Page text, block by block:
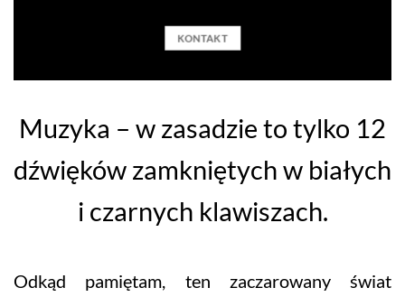
KONTAKT
Muzyka – w zasadzie to tylko 12
dźwięków zamkniętych w białych
i czarnych klawiszach.
Odkąd pamiętam, ten zaczarowany świat